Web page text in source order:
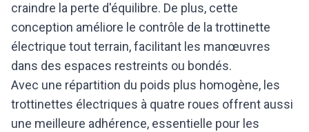
craindre la perte d'équilibre. De plus, cette
conception améliore le contrôle de la trottinette
électrique tout terrain, facilitant les manœuvres
dans des espaces restreints ou bondés.
Avec une répartition du poids plus homogène, les
trottinettes électriques à quatre roues offrent aussi
une meilleure adhérence, essentielle pour les